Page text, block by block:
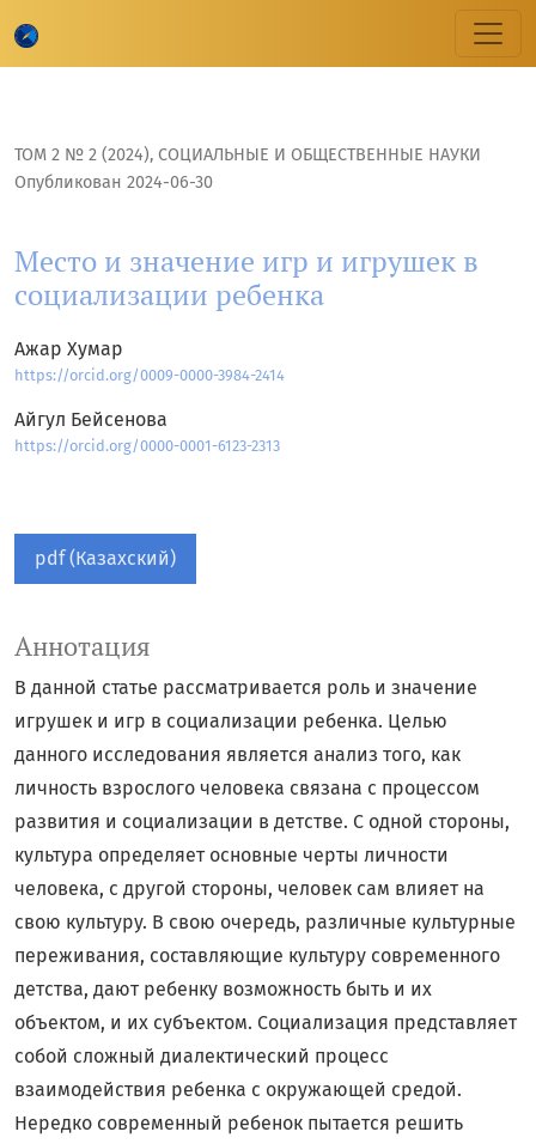
ТОМ 2 № 2 (2024), CОЦИАЛЬНЫЕ И ОБЩЕСТВЕННЫЕ НАУКИ
Место и значение игр и игрушек в
социализации ребенка
Опубликован 2024-06-30
Ажар Хумар
https://orcid.org/0009-0000-3984-2414
Айгул Бейсенова
https://orcid.org/0000-0001-6123-2313
pdf (Казахский)
Аннотация
В данной статье рассматривается роль и значение
игрушек и игр в социализации ребенка. Целью
данного исследования является анализ того, как
личность взрослого человека связана с процессом
развития и социализации в детстве. С одной стороны,
культура определяет основные черты личности
человека, с другой стороны, человек сам влияет на
свою культуру. В свою очередь, различные культурные
переживания, составляющие культуру современного
детства, дают ребенку возможность быть и их
объектом, и их субъектом. Социализация представляет
собой сложный диалектический процесс
взаимодействия ребенка с окружающей средой.
Нередко современный ребенок пытается решить